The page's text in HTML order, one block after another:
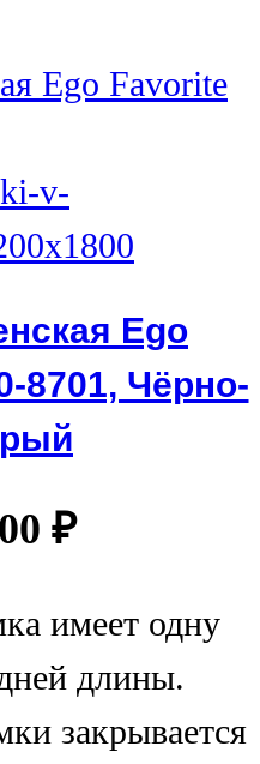
Ego
8701, Чёрно-
₽
имеет одну
длины.
закрывается